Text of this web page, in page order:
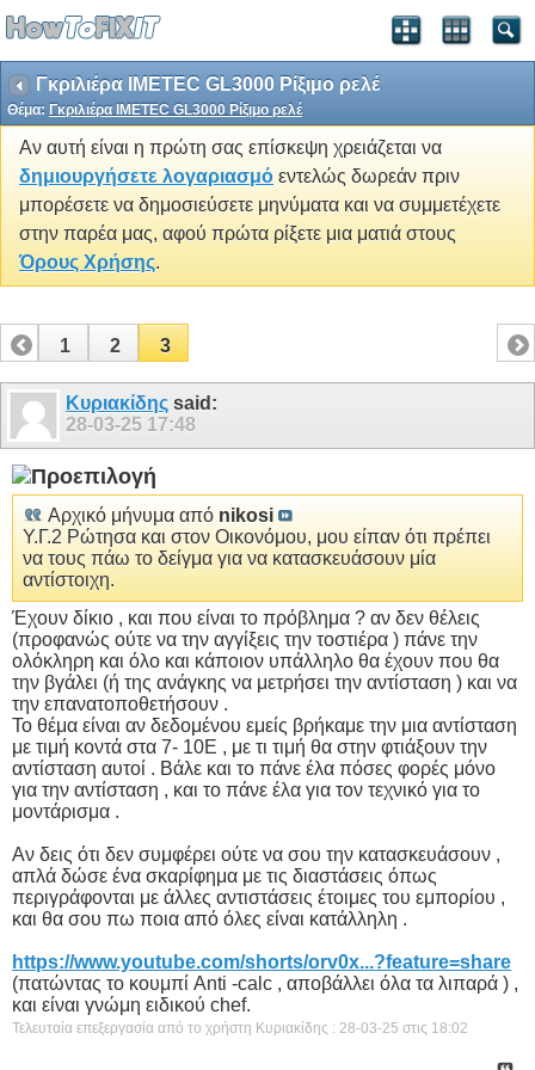
Γκριλιέρα IMETEC GL3000 Ρίξιμο ρελέ
Θέμα: Γκριλιέρα IMETEC GL3000 Ρίξιμο ρελέ
Αν αυτή είναι η πρώτη σας επίσκεψη χρειάζεται να
δημιουργήσετε λογαριασμό εντελώς δωρεάν πριν
μπορέσετε να δημοσιεύσετε μηνύματα και να συμμετέχετε
στην παρέα μας, αφού πρώτα ρίξετε μια ματιά στους
Όρους Χρήσης.
1 2 3
Κυριακίδης said:
28-03-25 17:48
Αρχικό μήνυμα από nikosi
Υ.Γ.2 Ρώτησα και στον Οικονόμου, μου είπαν ότι πρέπει
να τους πάω το δείγμα για να κατασκευάσουν μία
αντίστοιχη.
Έχουν δίκιο , και που είναι το πρόβλημα ? αν δεν θέλεις
(προφανώς ούτε να την αγγίξεις την τοστιέρα ) πάνε την
ολόκληρη και όλο και κάποιον υπάλληλο θα έχουν που θα
την βγάλει (ή της ανάγκης να μετρήσει την αντίσταση ) και να
την επανατοποθετήσουν .
Το θέμα είναι αν δεδομένου εμείς βρήκαμε την μια αντίσταση
με τιμή κοντά στα 7- 10Ε , με τι τιμή θα στην φτιάξουν την
αντίσταση αυτοί . Βάλε και το πάνε έλα πόσες φορές μόνο
για την αντίσταση , και το πάνε έλα για τον τεχνικό για το
μοντάρισμα .
Αν δεις ότι δεν συμφέρει ούτε να σου την κατασκευάσουν ,
απλά δώσε ένα σκαρίφημα με τις διαστάσεις όπως
περιγράφονται με άλλες αντιστάσεις έτοιμες του εμπορίου ,
και θα σου πω ποια από όλες είναι κατάλληλη .
https://www.youtube.com/shorts/orv0x...?feature=share
(πατώντας το κουμπί Anti -calc , αποβάλλει όλα τα λιπαρά ) ,
και είναι γνώμη ειδικού chef.
Τελευταία επεξεργασία από το χρήστη Κυριακίδης : 28-03-25 στις 18:02